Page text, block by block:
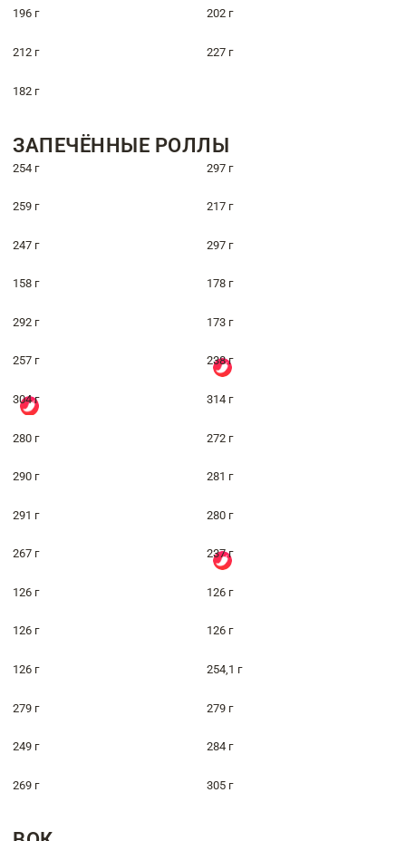
196 г 202 г
212 г 227 г
182 г
ЗАПЕЧЁННЫЕ РОЛЛЫ
254 г 297 г
259 г 217 г
247 г 297 г
158 г 178 г
292 г 173 г
257 г 238 г
304 г 314 г
280 г 272 г
290 г 281 г
291 г 280 г
267 г 237 г
126 г 126 г
126 г 126 г
126 г 254,1 г
279 г 279 г
249 г 284 г
269 г 305 г